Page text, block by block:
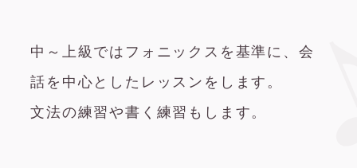
中～上級ではフォニックスを基準に、会
話を中心としたレッスンをします。
文法の練習や書く練習もします。